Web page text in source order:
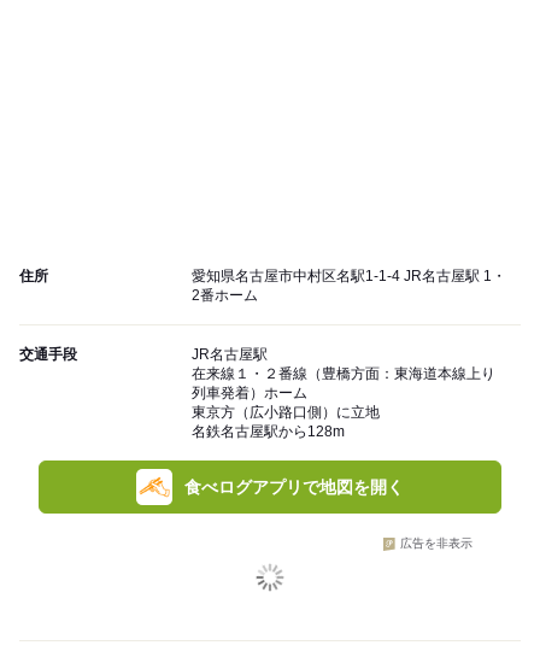
住所
愛知県名古屋市中村区名駅1-1-4 JR名古屋駅 1・
2番ホーム
交通手段
JR名古屋駅
在来線１・２番線（豊橋方面：東海道本線上り
列車発着）ホーム
東京方（広小路口側）に立地
名鉄名古屋駅から128m
食べログアプリで地図を開く
広告を非表示